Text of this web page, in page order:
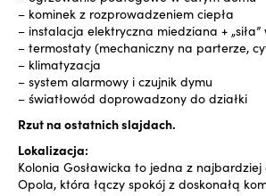
– kominek z rozprowadzeniem ciepła
– instalacja elektryczna miedziana +
– termostaty (mechaniczny na parterze,
– klimatyzacja
– system alarmowy i czujnik dymu
– światłowód doprowadzony do działki
Rzut na ostatnich slajdach.
Lokalizacja:
Kolonia Gosławicka to jedna z najbardziej
Opola, która łączy spokój z doskonałą